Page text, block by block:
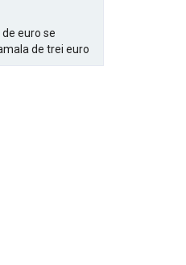
euro se
de trei euro
logistica